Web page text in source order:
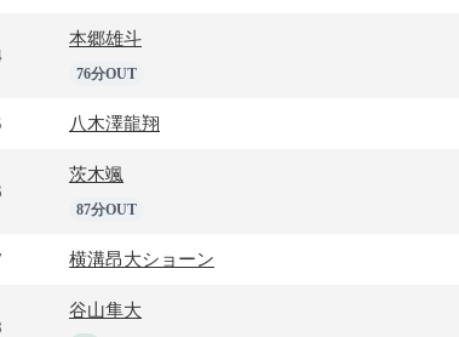
本郷雄斗
76分OUT
八木澤龍翔
茨木颯
87分OUT
横溝昂大ショーン
谷山隼大